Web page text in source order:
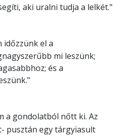
aki uralni tudja a lelkét."
időzzünk el a
mi leszünk;
és a
a gondolatból nőtt ki. Az
pusztán egy tárgyiasult